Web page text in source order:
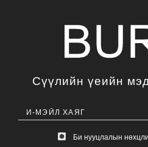
Сүүлийн үеийн
Би нууцлалын